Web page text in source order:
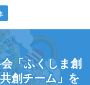
「ふくしま創
創チーム」を